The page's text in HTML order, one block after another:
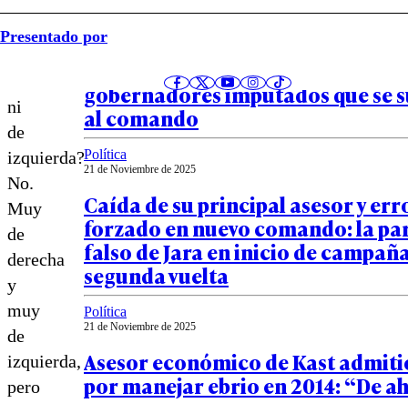
Presentado por
¿Ni
ni
de
izquierda?
No.
Muy
de
derecha
y
muy
de
izquierda,
pero
21 de Noviembre de 2025
Caso ProCultura golpea a Jara:
gobernadores imputados que se
al comando
Política
21 de Noviembre de 2025
Caída de su principal asesor y
forzado en nuevo comando: la
falso de Jara en inicio de
segunda vuelta
Política
21 de Noviembre de 2025
Asesor económico de Kast
por manejar ebrio en 2014: “De